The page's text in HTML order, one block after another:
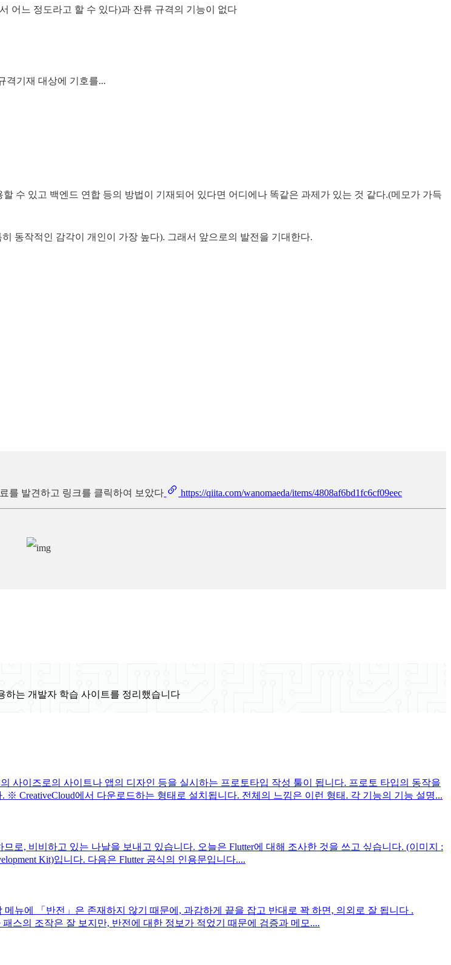
어느 정도라고 할 수 있다)과 잔류 규격의 기능이 없다
격기재 대상에 기호를...
수 있고 백엔드 연합 등의 방법이 기재되어 있다면 어디에나 똑같은 과제가 있는 것 같다.(메모가 가득
동작적인 감각이 개인이 가장 높다). 그래서 앞으로의 발전을 기대한다.
를 발견하고 링크를 클릭하여 보았다 https://qiita.com/wanomaeda/items/4808af6bd1fc6cf09eec
하는 개발자 학습 사이트를 정리했습니다
사이즈로의 사이트나 앱의 디자인 등을 실시하는 프로토타입 작성 툴이 됩니다. 프로토 타입의 동작을
CreativeCloud에서 다운로드하는 형태로 설치됩니다. 전체의 느낌은 이런 형태. 각 기능의 기능 설명...
로, 비비하고 있는 나날을 보내고 있습니다. 오늘은 Flutter에 대해 조사한 것을 쓰고 싶습니다. (이미지 :
Kit)입니다. 다음은 Flutter 공식의 인용문입니다....
뉴에 「반전」은 존재하지 않기 때문에, 과감하게 끝을 잡고 반대로 꽉 하면, 의외로 잘 됩니다 .
스의 조작은 잘 보지만, 반전에 대한 정보가 적었기 때문에 검증과 메모....